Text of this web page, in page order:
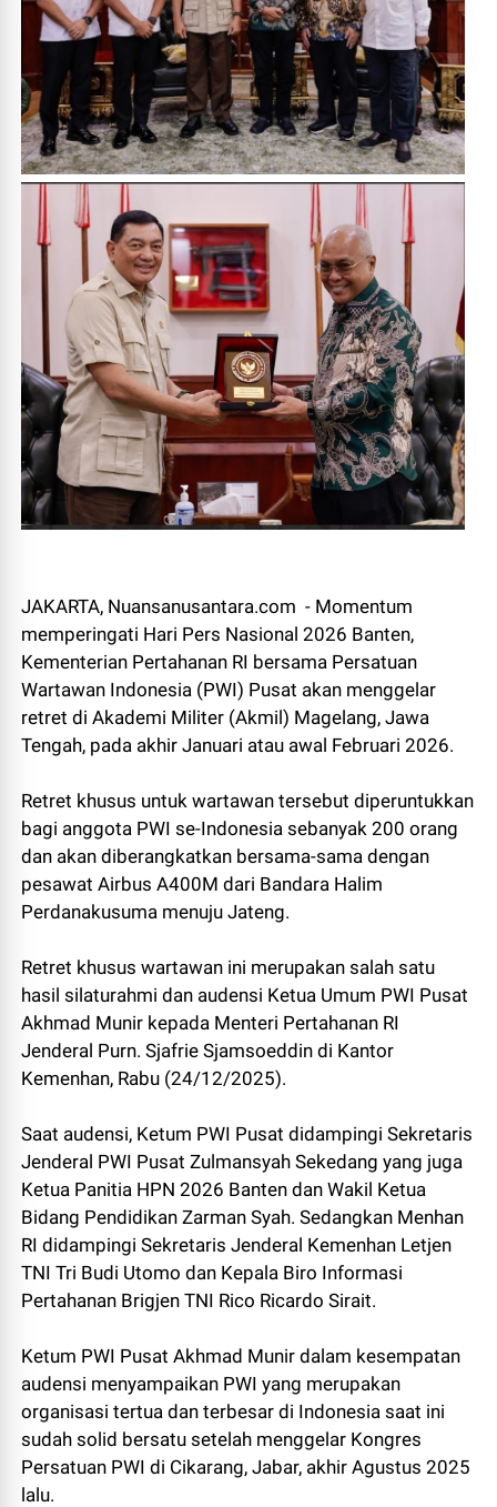
JAKARTA, Nuansanusantara.com - Momentum
memperingati Hari Pers Nasional 2026 Banten,
Kementerian Pertahanan RI bersama Persatuan
Wartawan Indonesia (PWI) Pusat akan menggelar
retret di Akademi Militer (Akmil) Magelang, Jawa
Tengah, pada akhir Januari atau awal Februari 2026.
Retret khusus untuk wartawan tersebut diperuntukkan
bagi anggota PWI se-Indonesia sebanyak 200 orang
dan akan diberangkatkan bersama-sama dengan
pesawat Airbus A400M dari Bandara Halim
Perdanakusuma menuju Jateng.
Retret khusus wartawan ini merupakan salah satu
hasil silaturahmi dan audensi Ketua Umum PWI Pusat
Akhmad Munir kepada Menteri Pertahanan RI
Jenderal Purn. Sjafrie Sjamsoeddin di Kantor
Kemenhan, Rabu (24/12/2025).
Saat audensi, Ketum PWI Pusat didampingi Sekretaris
Jenderal PWI Pusat Zulmansyah Sekedang yang juga
Ketua Panitia HPN 2026 Banten dan Wakil Ketua
Bidang Pendidikan Zarman Syah. Sedangkan Menhan
RI didampingi Sekretaris Jenderal Kemenhan Letjen
TNI Tri Budi Utomo dan Kepala Biro Informasi
Pertahanan Brigjen TNI Rico Ricardo Sirait.
Ketum PWI Pusat Akhmad Munir dalam kesempatan
audensi menyampaikan PWI yang merupakan
organisasi tertua dan terbesar di Indonesia saat ini
sudah solid bersatu setelah menggelar Kongres
Persatuan PWI di Cikarang, Jabar, akhir Agustus 2025
lalu.